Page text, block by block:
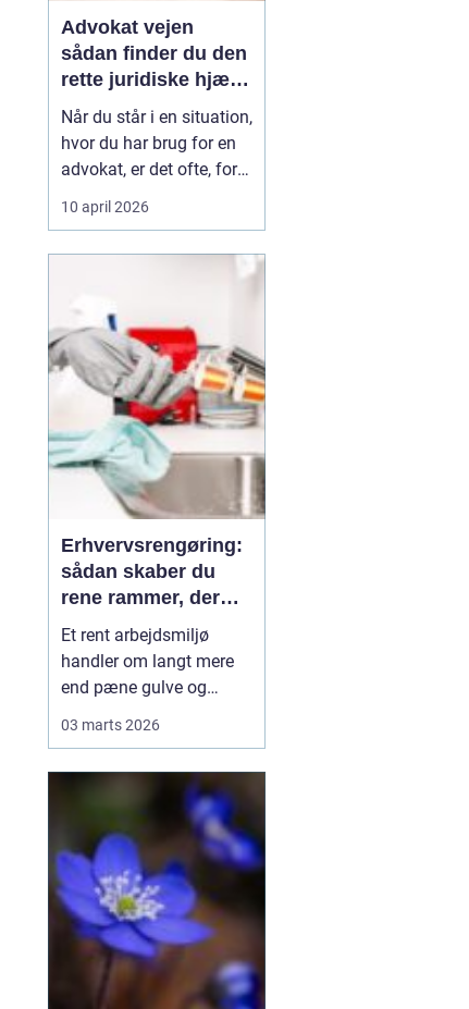
Advokat vejen
sådan finder du den
rette juridiske hjælp
lokalt
Når du står i en situation,
hvor du har brug for en
advokat, er det ofte, fordi
livet har ændret sig på
en måde, du ikke selv
efter en pårørende eller
køb og salg af bolig. I de
si...
10 april 2026
Erhvervsrengøring:
sådan skaber du
rene rammer, der
kan mærkes på
bundlinjen
Et rent arbejdsmiljø
handler om langt mere
end pæne gulve og
førstehåndsindtryk og i
sidste ende
virksomhedens
omdømme. Når ...
03 marts 2026